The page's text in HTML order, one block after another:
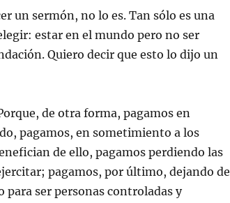
un sermón, no lo es. Tan sólo es una
estar en el mundo pero no ser
Quiero decir que esto lo dijo un
de otra forma, pagamos en
pagamos, en sometimiento a los
de ello, pagamos perdiendo las
pagamos, por último, dejando de
para ser personas controladas y